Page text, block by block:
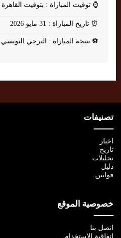
⌚ توقيت المباراة : بتوقيت القاهرة
⏰ تاريخ المباراة : 31 مايو 2026
⚽ نتيجة المباراة : الترجي التونسي 0 - 0 الجرجيسي
تصنيفات
اخبار
تاريخ
تحليلات
دليل
قوانين
خصوصية الموقع
اتصل بنا
اتفاقية الإستخدام